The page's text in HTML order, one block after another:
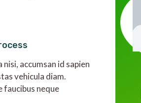
nisi, accumsan id sapien
vehicula diam.
faucibus neque